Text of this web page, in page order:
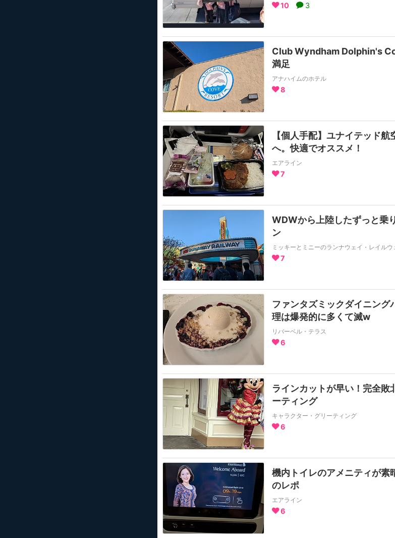
10 3
Club Wyndham Dolphin's
満足
アナハイムのホテル
8
【個人手配】ユナイテッド
へ。快適でオススメ！
エアライン
7
WDWから上陸したずっと乗
ン
ミッキーとミニーのランナウェイ・レイルウ
7
ファンタズミックダイニン
理は爆発的に多くて滅w
リバーベル・テラス
6
ラインカットが早い！完全敗
ーティング
キャラクター・グリーティング
6
機内トイレのアメニティが素
のレポ
エアライン
6